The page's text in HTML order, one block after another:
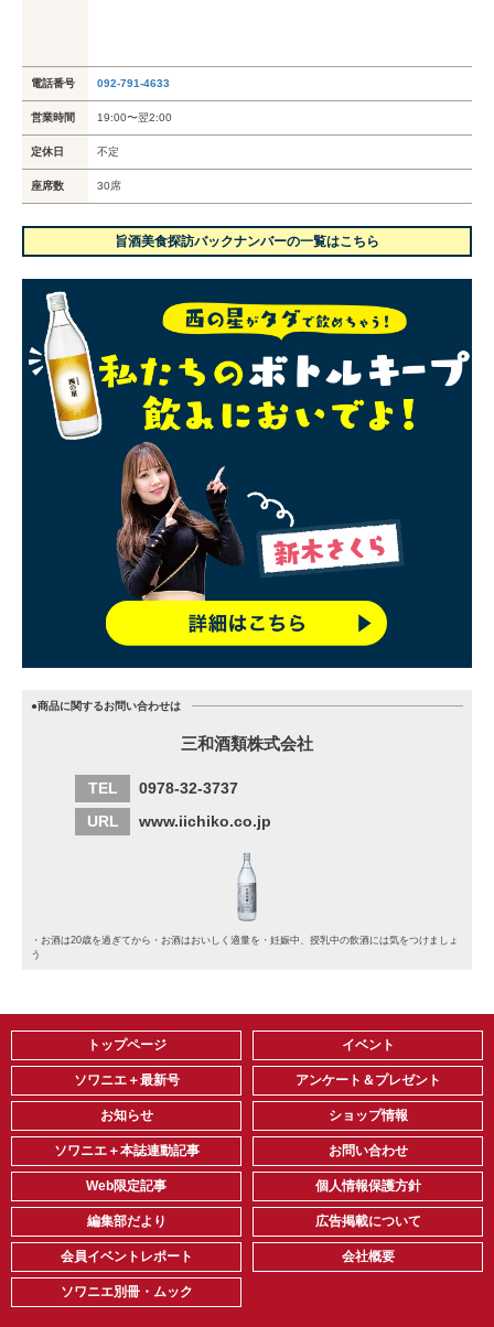
電話番号 092-791-4633
営業時間 19:00〜翌2:00
定休日 不定
座席数 30席
旨酒美食探訪バックナンバーの一覧はこちら
●商品に関するお問い合わせは
三和酒類株式会社
TEL
0978-32-3737
URL
www.iichiko.co.jp
・お酒は20歳を過ぎてから・お酒はおいしく適量を・妊娠中、授乳中の飲酒には気をつけましょ
う
トップページ
ソワニエ＋最新号
お知らせ
ソワニエ＋本誌連動記事
Web限定記事
編集部だより
会員イベントレポート
ソワニエ別冊・ムック
イベント
アンケート＆プレゼント
ショップ情報
お問い合わせ
個人情報保護方針
広告掲載について
会社概要